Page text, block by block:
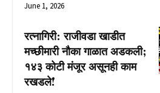
June 1, 2026
रत्नागिरी: राजीवडा खाडीत
मच्छीमारी नौका गाळात अडकली;
१४३ कोटी मंजूर असूनही काम
रखडले!